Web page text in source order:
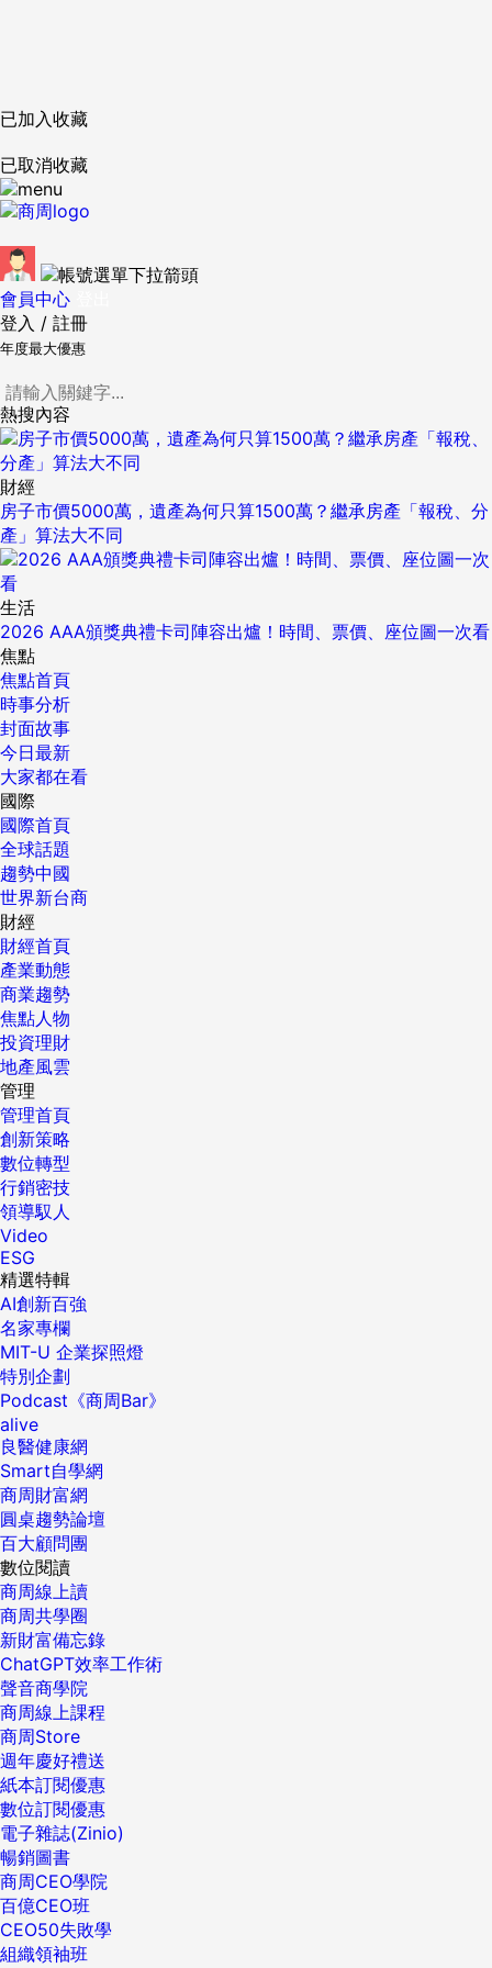
已加入收藏
已取消收藏
會員中心
登入 / 註冊
年度最大優惠
熱搜內容
財經
房子市價5000萬，遺產為何只算1500萬？繼承房產「報稅、分
產」算法大不同
生活
2026 AAA頒獎典禮卡司陣容出爐！時間、票價、座位圖一次看
焦點
焦點首頁
時事分析
封面故事
今日最新
大家都在看
國際
國際首頁
全球話題
趨勢中國
世界新台商
財經
財經首頁
產業動態
商業趨勢
焦點人物
投資理財
地產風雲
管理
管理首頁
創新策略
數位轉型
行銷密技
領導馭人
Video
ESG
精選特輯
AI創新百強
名家專欄
MIT-U 企業探照燈
特別企劃
Podcast《商周Bar》
alive
良醫健康網
Smart自學網
商周財富網
圓桌趨勢論壇
百大顧問團
數位閱讀
商周線上讀
商周共學圈
新財富備忘錄
ChatGPT效率工作術
聲音商學院
商周線上課程
商周Store
週年慶好禮送
紙本訂閱優惠
數位訂閱優惠
電子雜誌(Zinio)
暢銷圖書
商周CEO學院
百億CEO班
CEO50失敗學
組織領袖班